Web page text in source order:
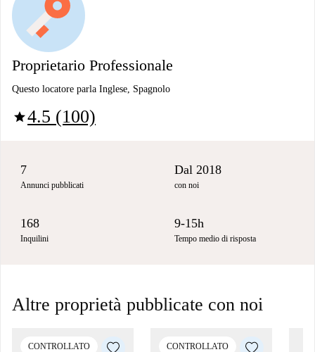
Proprietario Professionale
Questo locatore parla Inglese, Spagnolo
star4.5 (100)
7
Annunci pubblicati
Dal 2018
con noi
168
Inquilini
9-15h
Tempo medio di risposta
Altre proprietà pubblicate con noi
CONTROLLATO CONTROLLATO